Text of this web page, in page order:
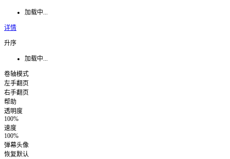
加载中...
详情
升序
加载中...
卷轴模式
左手翻页
右手翻页
帮助
透明度
100%
速度
100%
弹幕头像
恢复默认